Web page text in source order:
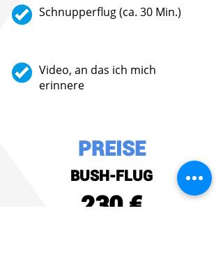
Schnupperflug (ca. 30 Min.)
Video, an das ich mich
erinnere
PREISE
BUSH-FLUG
230 €